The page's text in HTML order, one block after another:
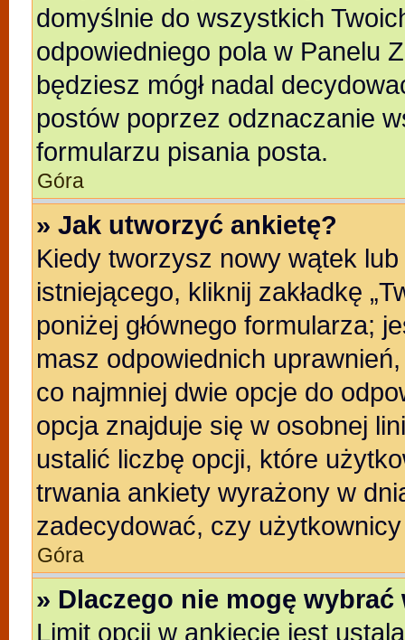
domyślnie do wszystkich
odpowiedniego pola w Panelu
będziesz mógł nadal
postów poprzez odznaczanie
formularzu pisania posta.
Góra
» Jak utworzyć ankietę?
Kiedy tworzysz nowy wątek
istniejącego, kliknij zakładkę
poniżej głównego formularza;
masz odpowiednich
co najmniej dwie opcje do
opcja znajduje się w osobnej
ustalić liczbę opcji, które
trwania ankiety wyrażony w
zadecydować, czy
Góra
» Dlaczego nie mogę
Limit opcji w ankiecie jest